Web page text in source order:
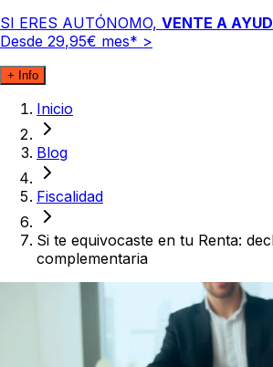
SI ERES AUTÓNOMO, VENTE A
Desde 29,95€ mes* >
+ Info
Inicio
Blog
Fiscalidad
Si te equivocaste en tu Renta:
complementaria